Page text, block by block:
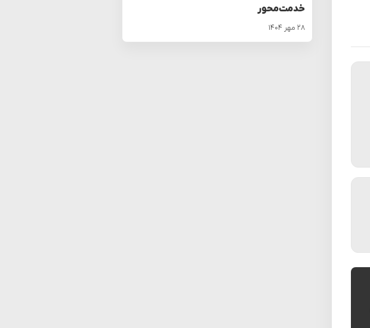
خدمت‌محور
۲۸ مهر ۱۴۰۴